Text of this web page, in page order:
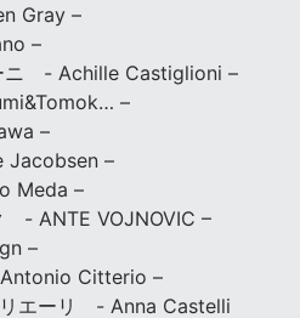
Gray –
–
ニ - Achille Castiglioni –
–
–
Jacobsen –
Meda –
- ANTE VOJNOVIC –
–
Citterio –
リエーリ - Anna Castelli